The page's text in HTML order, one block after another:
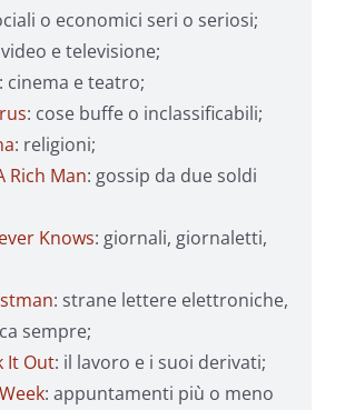
o economici seri o seriosi;
e televisione;
: cinema e teatro;
: cose buffe o inclassificabili;
: religioni;
Rich Man: gossip da due soldi
Knows: giornali, giornaletti,
: strane lettere elettroniche,
sempre;
It Out: il lavoro e i suoi derivati;
: appuntamenti più o meno